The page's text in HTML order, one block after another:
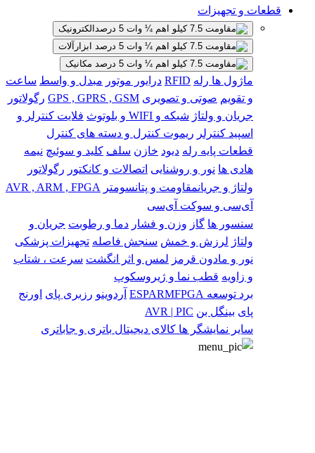
قطعات و تجهیزات
الکترونیک
ابزارآلات
مکانیک
ماژول ها رله RFID درایور موتور مبدل و واسط ساعت
و تقویم صوتی و تصویری GPS , GPRS , GSM رگولاتور
جریان و ولتاژ شبکه و WIFI و بلوتوث
فلایت کنترلر و
اسپید کنترلر ریموت کنترل و دسته های کنترل
قطعات پایه رله دیود خازن سلف کلید و سوئیچ نیمه
هادی ها نور و روشنایی اتصالات و کانکتور رگولاتور
ولتاژ و جریانمقاومت و پتانسومتر
AVR , ARM , FPGA
آی‌سی و سوکت آی‌سی
سنسور ها گاز وزن و فشار دما و رطوبت جریان و
ولتاژ لرزش و خمش سنجش فاصله تجهیزات پزشکی
نور و مادون قرمز لمس و اثر انگشت سرعت ، شتاب
و زاویه قطب نما و ژیروسکوپ
برد توسعه
ESPARMFPGA آردوینو رزبری پای اورنج
پای بینگل بن AVR | PIC
سایر نمایشگر ها کالای دیجیتال باتری و جاباتری